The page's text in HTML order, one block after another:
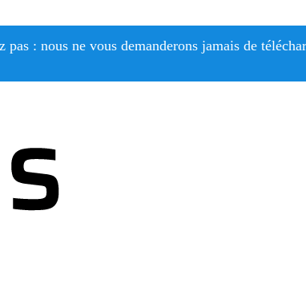
: nous ne vous demanderons jamais de